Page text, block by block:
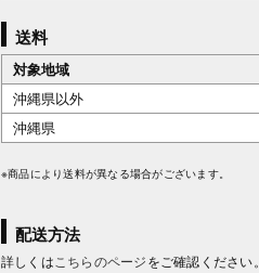
送料
対象地域
沖縄県以外
沖縄県
※商品により送料が異なる場合がございます。
配送方法
詳しくは こちらのページをご確認ください。